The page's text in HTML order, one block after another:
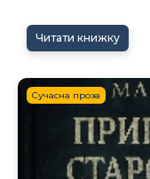
Читати книжку
Сучасна проза